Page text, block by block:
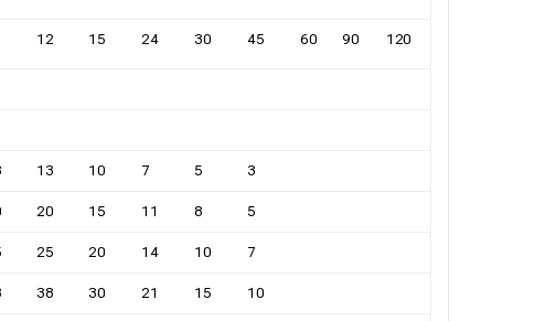
12 15 24 30 45 60 90 120
13 10 7 5 3
20 15 11 8 5
25 20 14 10 7
38 30 21 15 10